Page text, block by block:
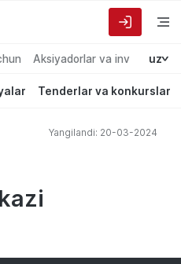
Aksiyadorlar va investorlarga
uz
Tenderlar va konkurslar
Yangilandi: 20-03-2024